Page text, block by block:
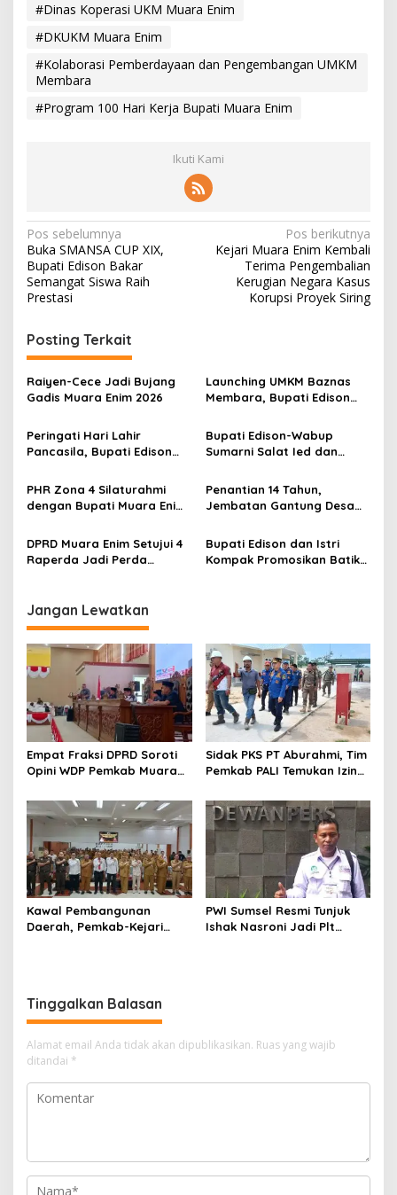
#Dinas Koperasi UKM Muara Enim
#DKUKM Muara Enim
#Kolaborasi Pemberdayaan dan Pengembangan UMKM
Membara
#Program 100 Hari Kerja Bupati Muara Enim
Ikuti Kami
N
a
v
i
g
a
s
i
p
o
s
Pos sebelumnya
Buka SMANSA CUP XIX,
Bupati Edison Bakar
Semangat Siswa Raih
Prestasi
Pos berikutnya
Kejari Muara Enim Kembali
Terima Pengembalian
Kerugian Negara Kasus
Korupsi Proyek Siring
Posting Terkait
Raiyen-Cece Jadi Bujang
Gadis Muara Enim 2026
Launching UMKM Baznas
Membara, Bupati Edison
Usaha kepada 200
Mustahik
Peringati Hari Lahir
Pancasila, Bupati Edison
Perkokoh Persatuan dan
Kawal Pembangunan
Bupati Edison-Wabup
Sumarni Salat Ied dan
di Masjid Agung
PHR Zona 4 Silaturahmi
dengan Bupati Muara Enim
Sinergi Dukung Ketahanan
Energi Nasional
Penantian 14 Tahun,
Jembatan Gantung Desa
DPRD Muara Enim Setujui 4
Raperda Jadi Perda
Bupati Edison dan Istri
Kompak Promosikan Batik
Jangan Lewatkan
Empat Fraksi DPRD Soroti
Opini WDP Pemkab Muara
Kelola Keuangan
Sidak PKS PT Aburahmi, Tim
Pemkab PALI Temukan Izin
Kawal Pembangunan
Daerah, Pemkab-Kejari
PWI Sumsel Resmi Tunjuk
Ishak Nasroni Jadi Plt
Tinggalkan Balasan
Alamat email Anda tidak akan dipublikasikan. Ruas yang wajib
ditandai *